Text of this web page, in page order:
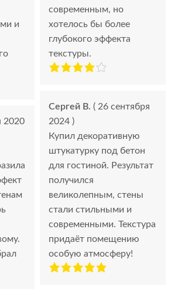
и
2020
современным, но
хотелось бы более
глубокого эффекта
текстуры.
Сергей В. ( 26 сентября
2024 )
Купил декоративную
штукатурку под бетон
для гостиной. Результат
получился
великолепным, стены
стали стильными и
современными. Текстура
придаёт помещению
особую атмосферу!